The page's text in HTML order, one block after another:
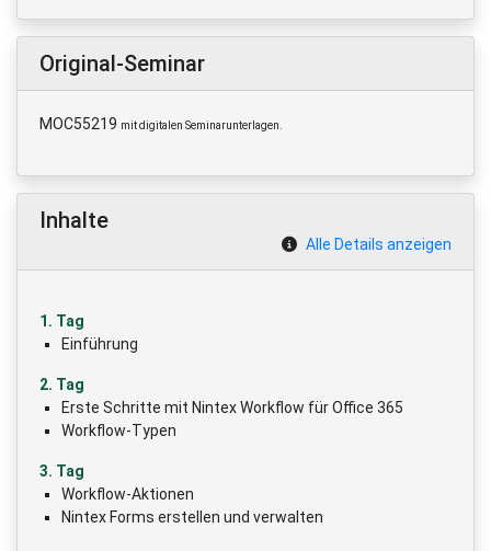
Original-Seminar
MOC55219 mit digitalen Seminarunterlagen.
Inhalte
Alle Details anzeigen
1. Tag
Einführung
2. Tag
Erste Schritte mit Nintex Workflow für Office 365
Workflow-Typen
3. Tag
Workflow-Aktionen
Nintex Forms erstellen und verwalten